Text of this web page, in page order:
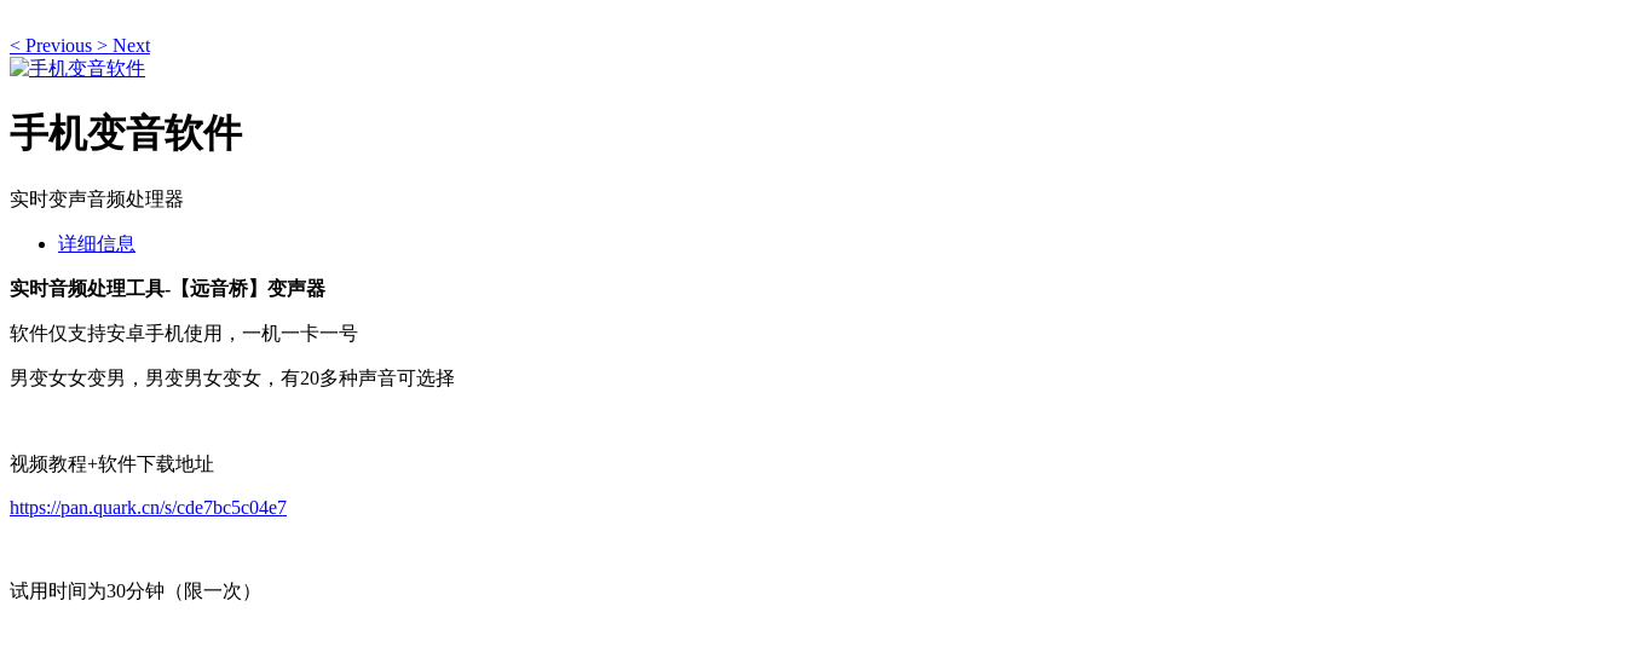
< Previous > Next
手机变音软件
实时变声音频处理器
详细信息
实时音频处理工具- 【远音桥】变声器
软件仅支持安卓手机使用，一机一卡一号
男变女女变男，男变男女变女，有20多种声音可选择
视频教程+软件下载地址
https://pan.quark.cn/s/cde7bc5c04e7
试用时间为30分钟（限一次）